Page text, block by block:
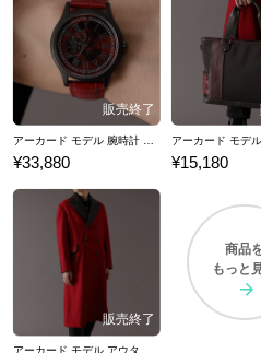
佐といったキャラクターたちの立ち
魅了し続けています。 2001年にはテ
の内容に沿った、完結までを描いた
を受けました。OVAは各アニメ動画
す。 原作・OVA共に国内外問わず人
てもインターネット上で大きな話題を
めました。 ここでは『ヘルシング』
ムをご紹介いたします。
¥33,880 ¥15,180
商品
もっと